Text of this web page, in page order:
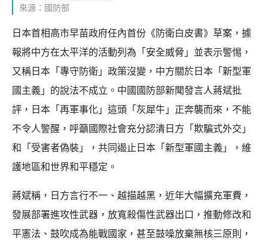
來源：國防部
日本首相高市早苗政府任內首份《防衛白皮書》草案，據
報將中方在太平洋的活動列為「安全威脅」並表示警惕，
又稱日本「專守防衛」政策沒變，中方關於日本「新型軍
國主義」的說法不成立。中國國防部新聞發言人蔣斌批
評，日本「再軍事化」這頭「灰犀牛」正奔襲而來，不能
不令人警醒，呼籲國際社會充分認清日方「欺騙式外交」
和「受害者偽裝」，共同遏止日本「新型軍國主義」，維
護地區和世界和平穩定。
蔣斌稱，日方言行不一、越描越黑，近年大幅擴充軍費，
發展部署進攻性武器，放寬殺傷性武器出口，推動修改和
平憲法、鼓吹成為能戰國家，甚至鼓噪放棄無核三原則，